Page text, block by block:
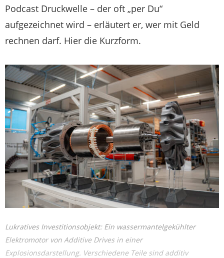
Podcast Druckwelle – der oft „per Du“
aufgezeichnet wird – erläutert er, wer mit Geld
rechnen darf. Hier die Kurzform.
Lukratives Investitionsobjekt: Ein wassermantelgekühlter
Elektromotor von Additive Drives in einer
Explosionsdarstellung. Verschiedene Teile sind additiv